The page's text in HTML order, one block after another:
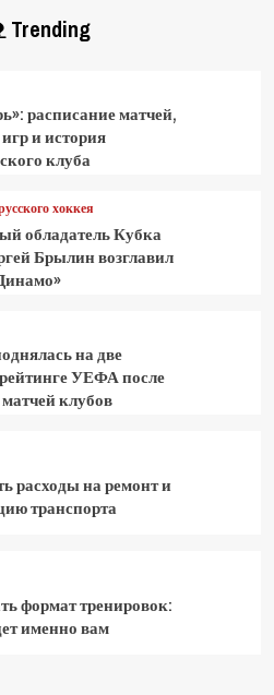
Trending
расписание матчей,
и история
клуба
хоккея
обладатель Кубка
Брылин возглавил
на две
УЕФА после
клубов
расходы на ремонт и
транспорта
формат тренировок:
именно вам